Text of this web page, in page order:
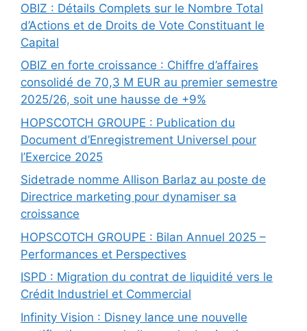
OBIZ : Détails Complets sur le Nombre Total
d’Actions et de Droits de Vote Constituant le
Capital
OBIZ en forte croissance : Chiffre d’affaires
consolidé de 70,3 M EUR au premier semestre
2025/26, soit une hausse de +9%
HOPSCOTCH GROUPE : Publication du
Document d’Enregistrement Universel pour
l’Exercice 2025
Sidetrade nomme Allison Barlaz au poste de
Directrice marketing pour dynamiser sa
croissance
HOPSCOTCH GROUPE : Bilan Annuel 2025 –
Performances et Perspectives
ISPD : Migration du contrat de liquidité vers le
Crédit Industriel et Commercial
Infinity Vision : Disney lance une nouvelle